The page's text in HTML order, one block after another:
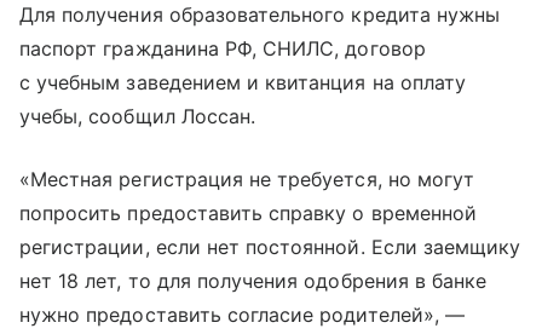
Для получения образовательного кредита нужны
паспорт гражданина РФ, СНИЛС, договор
с учебным заведением и квитанция на оплату
учебы, сообщил Лоссан.
«Местная регистрация не требуется, но могут
попросить предоставить справку о временной
регистрации, если нет постоянной. Если заемщику
нет 18 лет, то для получения одобрения в банке
нужно предоставить согласие родителей», —